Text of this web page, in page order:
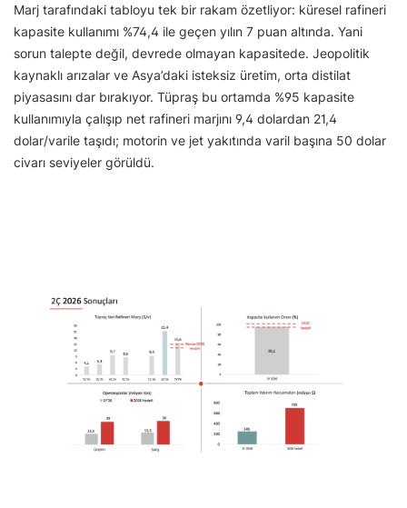
Marj tarafındaki tabloyu tek bir rakam özetliyor: küresel rafineri
kapasite kullanımı %74,4 ile geçen yılın 7 puan altında. Yani
sorun talepte değil, devrede olmayan kapasitede. Jeopolitik
kaynaklı arızalar ve Asya’daki isteksiz üretim, orta distilat
piyasasını dar bırakıyor. Tüpraş bu ortamda %95 kapasite
kullanımıyla çalışıp net rafineri marjını 9,4 dolardan 21,4
dolar/varile taşıdı; motorin ve jet yakıtında varil başına 50 dolar
civarı seviyeler görüldü.